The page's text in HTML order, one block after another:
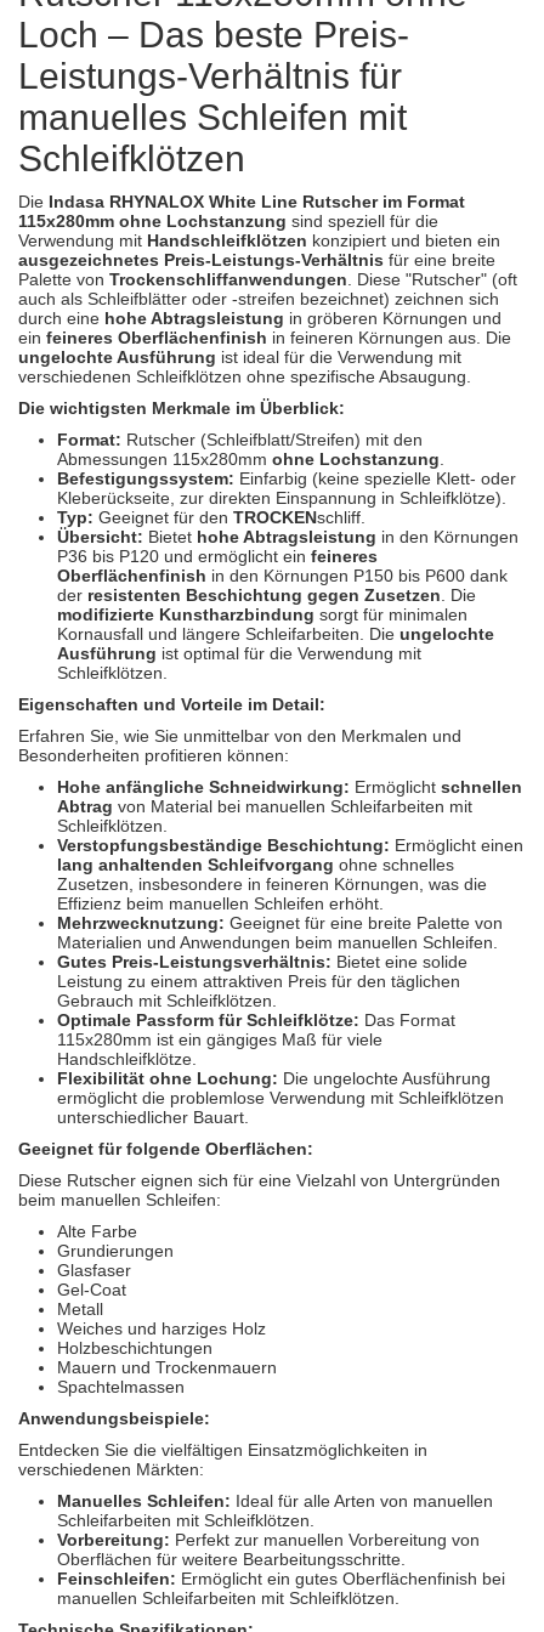
(3)
Spectral
(5)
StarChem
(1)
Sundstrom
(4)
Troton
(2)
Wibeco
(1)
ZVG
Loch – Das beste Preis-
Leistungs-Verhältnis für
manuelles Schleifen mit
Schleifklötzen
Die Indasa RHYNALOX White Line Rutscher im Format
115x280mm ohne Lochstanzung sind speziell für die
Verwendung mit Handschleifklötzen konzipiert und bieten ein
ausgezeichnetes Preis-Leistungs-Verhältnis für eine breite
Palette von Trockenschliffanwendungen . Diese "Rutscher" (oft
auch als Schleifblätter oder -streifen bezeichnet) zeichnen sich
durch eine hohe Abtragsleistung in gröberen Körnungen und
ein feineres Oberflächenfinish in feineren Körnungen aus. Die
ungelochte Ausführung ist ideal für die Verwendung mit
verschiedenen Schleifklötzen ohne spezifische Absaugung.
Die wichtigsten Merkmale im Überblick:
Format: Rutscher (Schleifblatt/Streifen) mit den
Abmessungen 115x280mm ohne Lochstanzung
Befestigungssystem: Einfarbig (keine spezielle Klett- oder
Kleberückseite, zur direkten Einspannung in Schleifklötze).
Typ: Geeignet für den TROCKENschliff.
Übersicht: Bietet hohe Abtragsleistung in den Körnungen
P36 bis P120 und ermöglicht ein feineres
Oberflächenfinish in den Körnungen P150 bis P600 dank
der resistenten Beschichtung gegen Zusetzen . Die
modifizierte Kunstharzbindung sorgt für minimalen
Kornausfall und längere Schleifarbeiten. Die ungelochte
Ausführung ist optimal für die Verwendung mit
Schleifklötzen.
Eigenschaften und Vorteile im Detail:
Erfahren Sie, wie Sie unmittelbar von den Merkmalen und
Besonderheiten profitieren können:
Hohe anfängliche Schneidwirkung: Ermöglicht schnellen
Abtrag von Material bei manuellen Schleifarbeiten mit
Schleifklötzen.
Verstopfungsbeständige Beschichtung: Ermöglicht einen
lang anhaltenden Schleifvorgang ohne schnelles
Zusetzen, insbesondere in feineren Körnungen, was die
Effizienz beim manuellen Schleifen erhöht.
Mehrzwecknutzung: Geeignet für eine breite Palette von
Materialien und Anwendungen beim manuellen Schleifen.
Gutes Preis-Leistungsverhältnis: Bietet eine solide
Leistung zu einem attraktiven Preis für den täglichen
Gebrauch mit Schleifklötzen.
Optimale Passform für Schleifklötze: Das Format
115x280mm ist ein gängiges Maß für viele
Handschleifklötze.
Flexibilität ohne Lochung: Die ungelochte Ausführung
ermöglicht die problemlose Verwendung mit Schleifklötzen
unterschiedlicher Bauart.
Geeignet für folgende Oberflächen:
Diese Rutscher eignen sich für eine Vielzahl von Untergründen
beim manuellen Schleifen:
Alte Farbe
Grundierungen
Glasfaser
Gel-Coat
Metall
Weiches und harziges Holz
Holzbeschichtungen
Mauern und Trockenmauern
Spachtelmassen
Anwendungsbeispiele:
Entdecken Sie die vielfältigen Einsatzmöglichkeiten in
verschiedenen Märkten:
Manuelles Schleifen: Ideal für alle Arten von manuellen
Schleifarbeiten mit Schleifklötzen.
Vorbereitung: Perfekt zur manuellen Vorbereitung von
Oberflächen für weitere Bearbeitungsschritte.
Feinschleifen: Ermöglicht ein gutes Oberflächenfinish bei
manuellen Schleifarbeiten mit Schleifklötzen.